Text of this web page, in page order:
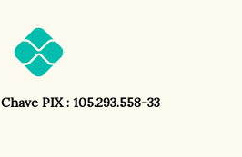
Chave PIX : 105.293.558-33